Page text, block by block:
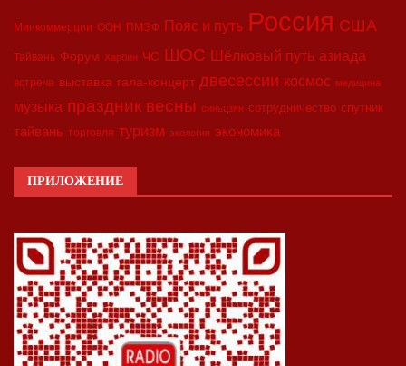
Минкоммерции ООН ПМЭФ Пояс и путь Россия США
Тайвань Форум Харбин ЧС ШОС Шёлковый путь азиада
встреча выставка гала-концерт двесессии космос медицина
музыка праздник весны синьцзян сотрудничество спутник
тайвань торговля туризм экология экономика
ПРИЛОЖЕНИЕ